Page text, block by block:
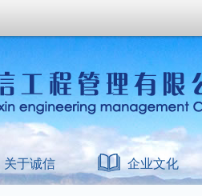
关于诚信 企业文化